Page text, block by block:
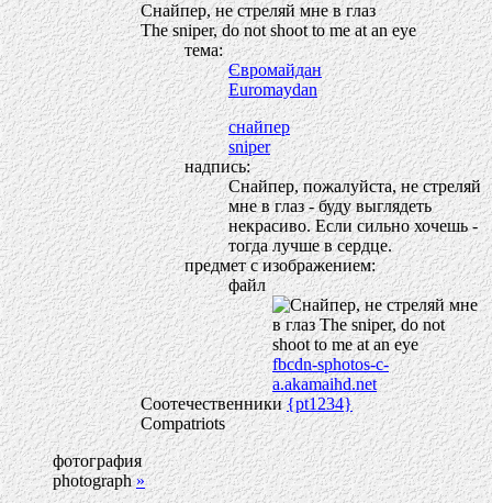
Снайпер, не стреляй мне в глаз
The sniper, do not shoot to me at an eye
тема:
Євромайдан
Euromaydan
снайпер
sniper
надпись:
Снайпер, пожалуйста, не стреляй
мне в глаз - буду выглядеть
некрасиво. Если сильно хочешь -
тогда лучше в сердце.
предмет с изображением:
файл
fbcdn-sphotos-c-
a.akamaihd.net
Соотечественники{pt1234}
Compatriots
фотография
photograph»